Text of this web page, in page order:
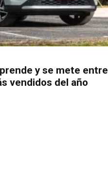
y se mete entre
vendidos del año